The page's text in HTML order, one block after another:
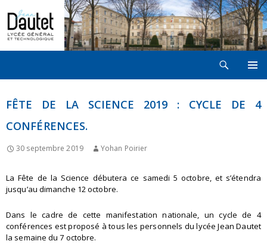
CONTENU
FÊTE DE LA SCIENCE 2019 : CYCLE DE 4
CONFÉRENCES.
30 septembre 2019 Yohan Poirier
La Fête de la Science débutera ce samedi 5 octobre, et s’étendra
jusqu’au dimanche 12 octobre.
Dans le cadre de cette manifestation nationale, un cycle de 4
conférences est proposé à tous les personnels du lycée Jean Dautet
la semaine du 7 octobre.